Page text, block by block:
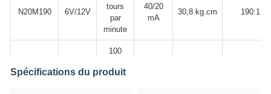
N20M190 6V/12V
tours
par
minute
40/20
mA
30,8 kg.cm 190:1
N20M219 6V/12V
100
par
Spécifications du produit